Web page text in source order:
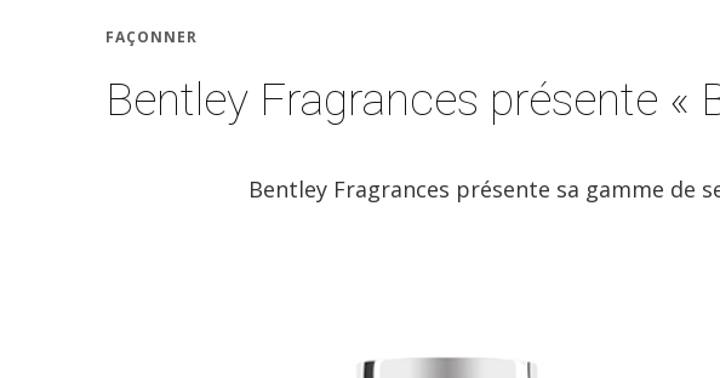
FAÇONNER
Bentley Fragrances présente «
Bentley Fragrances présente sa gamme de